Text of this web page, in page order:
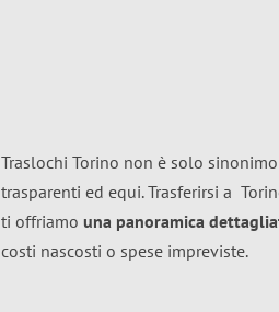
Traslochi Torino non è solo
trasparenti ed equi. Trasferirsi a
ti offriamo una panoramica
costi nascosti o spese impreviste.